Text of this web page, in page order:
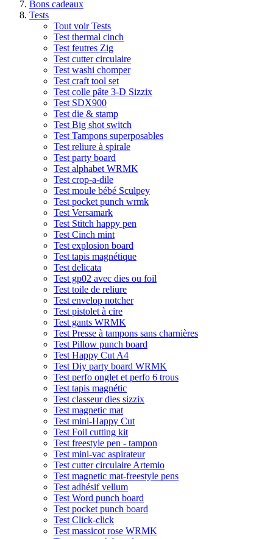
Bons cadeaux
Tests
Tout voir Tests
Test thermal cinch
Test feutres Zig
Test cutter circulaire
Test washi chomper
Test craft tool set
Test colle pâte 3-D Sizzix
Test SDX900
Test die & stamp
Test Big shot switch
Test Tampons superposables
Test reliure à spirale
Test party board
Test alphabet WRMK
Test crop-a-dile
Test moule bébé Sculpey
Test pocket punch wrmk
Test Versamark
Test Stitch happy pen
Test Cinch mint
Test explosion board
Test tapis magnétique
Test delicata
Test gp02 avec dies ou foil
Test toile de reliure
Test envelop notcher
Test pistolet à cire
Test gants WRMK
Test Presse à tampons sans charnières
Test Pillow punch board
Test Happy Cut A4
Test Diy party board WRMK
Test perfo onglet et perfo 6 trous
Test tapis magnétic
Test classeur dies sizzix
Test magnetic mat
Test mini-Happy Cut
Test Foil cutting kit
Test freestyle pen - tampon
Test mini-vac aspirateur
Test cutter circulaire Artemio
Test magnetic mat-freestyle pens
Test adhésif vellum
Test Word punch board
Test pocket punch board
Test Click-click
Test massicot rose WRMK